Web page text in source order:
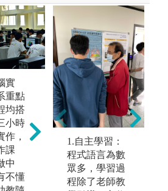
實
重點
均搭
小時
作，
課
中
不懂
課堂講授：本
系透過課堂教
授講解資訊基
礎及應用知
識，並輔以習
題演練、團隊
報告、期中期
末考測驗等，
1.自主學習：
程式語言為數
眾多，學習過
程除了老師教